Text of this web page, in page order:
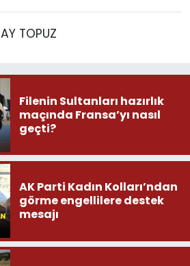
TOPUZ
Filenin Sultanları hazırlık
maçında Fransa’yı nasıl
geçti?
AK Parti Kadın Kolları’ndan
görme engellilere destek
mesajı